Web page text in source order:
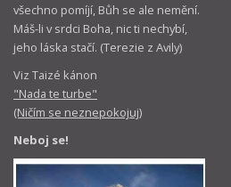
všechno pomíjí, Bůh se ale nemění.
Máš-li v srdci Boha, nic ti nechybí,
jeho láska stačí. (Terezie z Avily)
Viz Taizé kánon
"Nada te turbe"
(Ničím se neznepokojuj)
Neboj se!